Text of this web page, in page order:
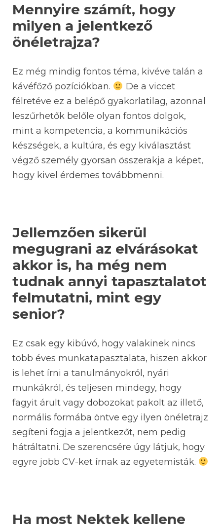
Mennyire számít, hogy
milyen a jelentkező
önéletrajza?
Ez még mindig fontos téma, kivéve talán a
kávéfőző pozíciókban.
De a viccet
félretéve ez a belépő gyakorlatilag, azonnal
leszűrhetők belőle olyan fontos dolgok,
mint a kompetencia, a kommunikációs
készségek, a kultúra, és egy kiválasztást
végző személy gyorsan összerakja a képet,
hogy kivel érdemes továbbmenni.
Jellemzően sikerül
megugrani az elvárásokat
akkor is, ha még nem
tudnak annyi tapasztalatot
felmutatni, mint egy
senior?
Ez csak egy kibúvó, hogy valakinek nincs
több éves munkatapasztalata, hiszen akkor
is lehet írni a tanulmányokról, nyári
munkákról, és teljesen mindegy, hogy
fagyit árult vagy dobozokat pakolt az illető,
normális formába öntve egy ilyen önéletrajz
segíteni fogja a jelentkezőt, nem pedig
hátráltatni. De szerencsére úgy látjuk, hogy
egyre jobb CV-ket írnak az egyetemisták.
Ha most Nektek kellene